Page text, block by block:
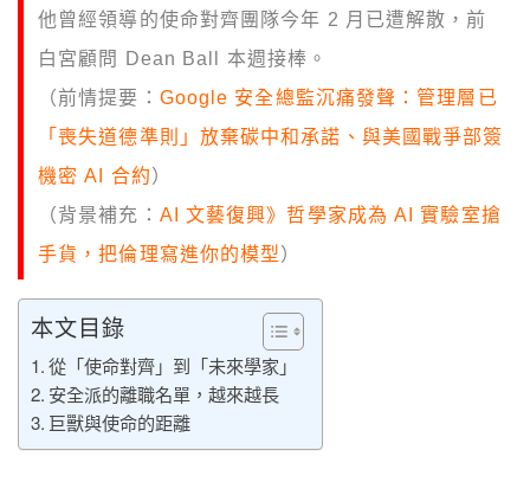
他曾經領導的使命對齊團隊今年 2 月已遭解散，前
白宮顧問 Dean Ball 本週接棒。
（前情提要： Google 安全總監沉痛發聲：管理層已
「喪失道德準則」放棄碳中和承諾、與美國戰爭部簽
機密 AI 合約）
（背景補充： AI 文藝復興》哲學家成為 AI 實驗室搶
手貨，把倫理寫進你的模型）
本文目錄
從「使命對齊」到「未來學家」
安全派的離職名單，越來越長
巨獸與使命的距離